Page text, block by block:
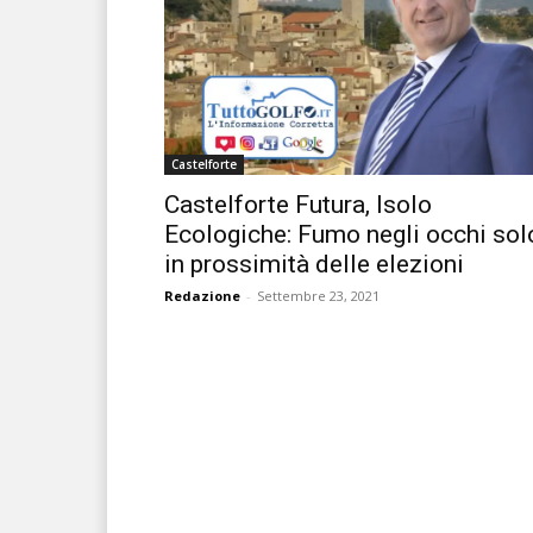
Castelforte
Castelforte Futura, Isolo
Ecologiche: Fumo negli occhi
in prossimità delle elezioni
Redazione - Settembre 23, 2021